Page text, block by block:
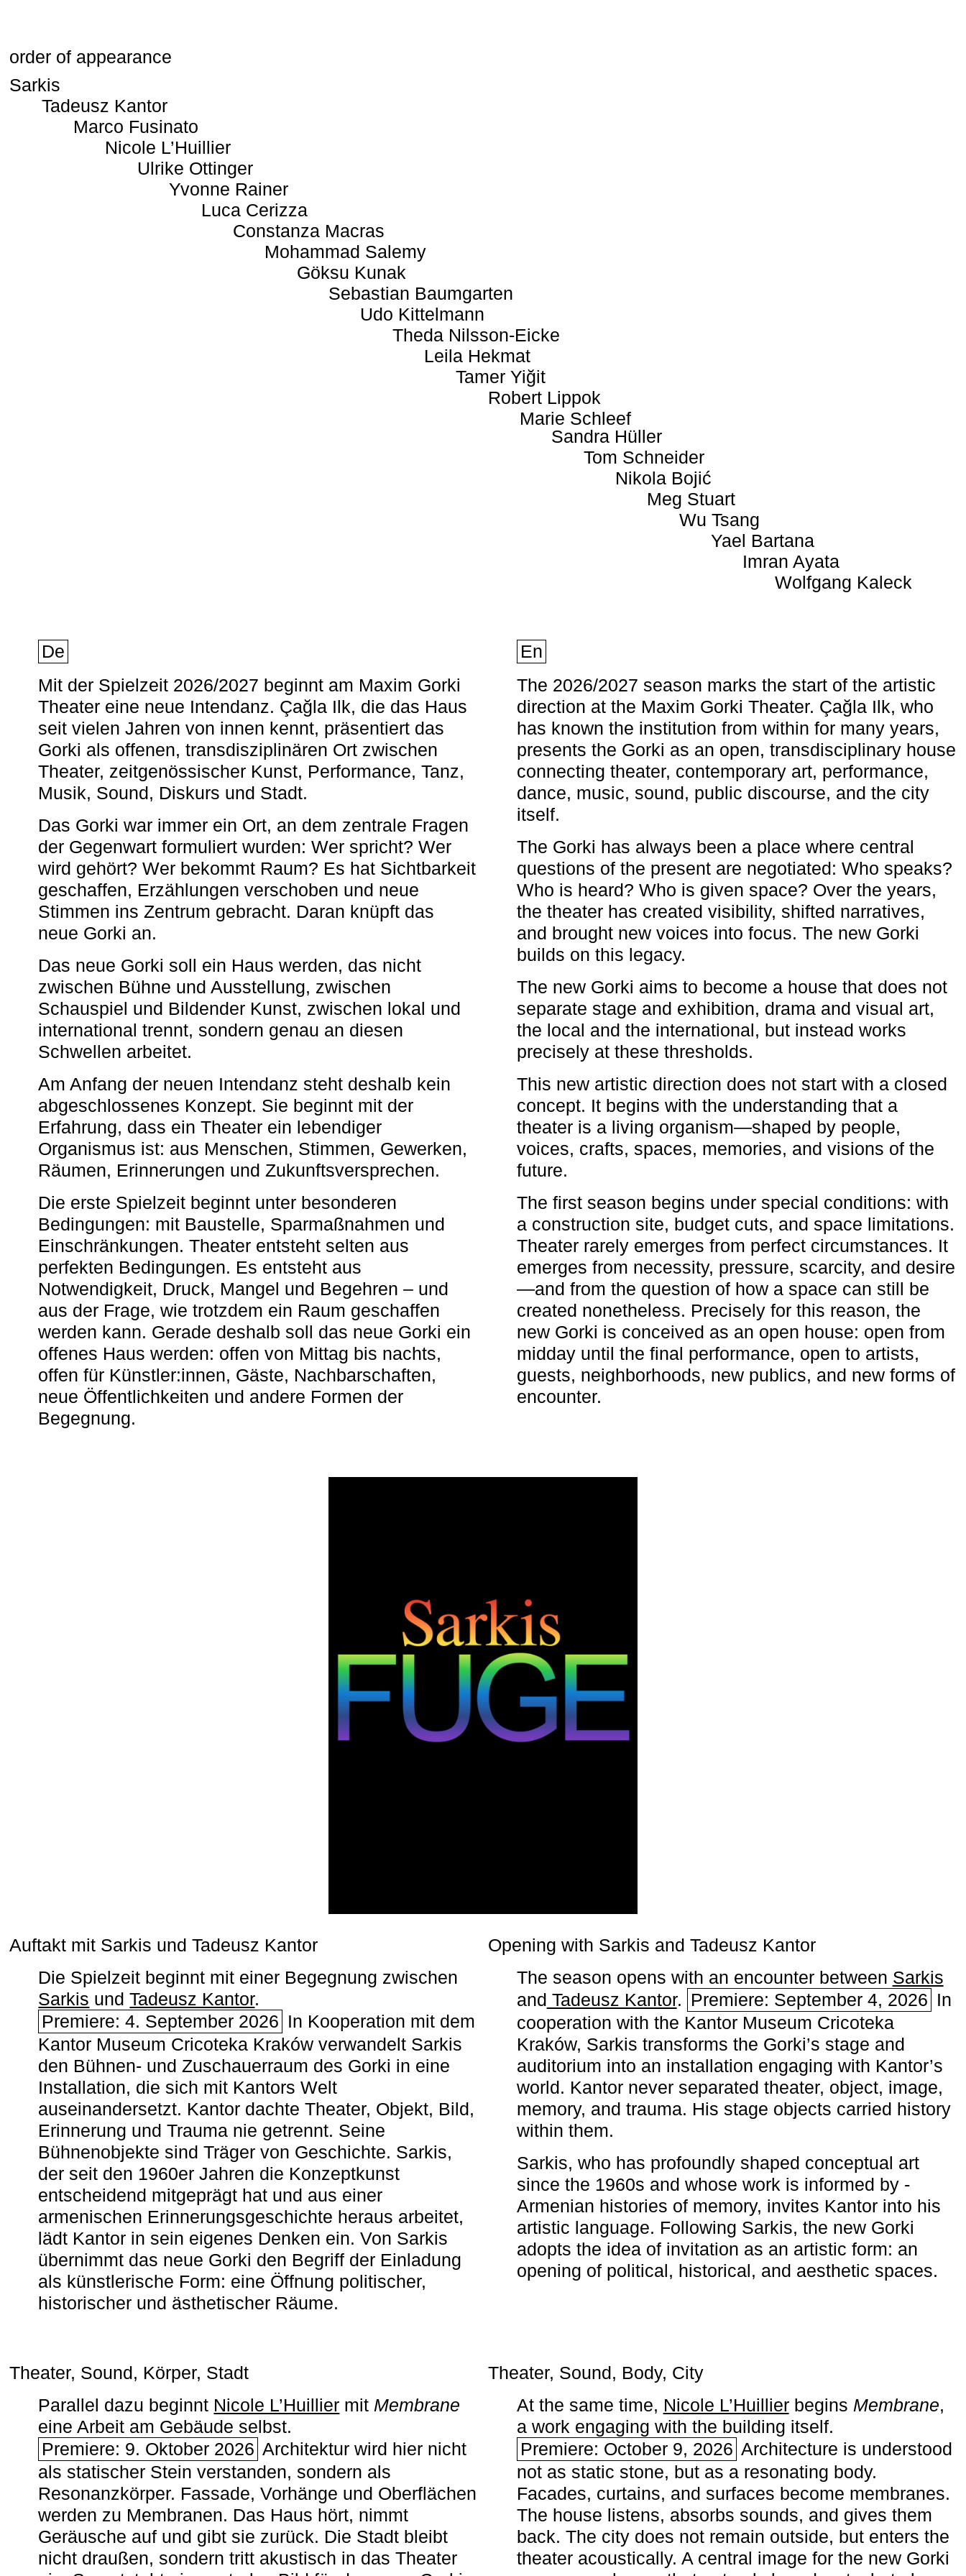
order of appearance
Sarkis
Tadeusz Kantor
Marco Fusinato
Nicole L’Huillier
Ulrike Ottinger
Yvonne Rainer
Luca Cerizza
Constanza Macras
Mohammad Salemy
Göksu Kunak
Sebastian Baumgarten
Udo Kittelmann
Theda Nilsson-Eicke
Leila Hekmat
Tamer Yiğit
Robert Lippok
Marie Schleef
Sandra Hüller
Tom Schneider
Nikola Bojić
Meg Stuart
Wu Tsang
Yael Bartana
Imran Ayata
Wolfgang Kaleck
De
Mit der Spielzeit 2026/2027 beginnt am Maxim Gorki
Theater eine neue Intendanz. Çağla Ilk, die das Haus
seit vielen Jahren von innen kennt, präsentiert das
Gorki als offenen, transdisziplinären Ort zwischen
Theater, zeitgenössischer Kunst, Performance, Tanz,
Musik, Sound, Diskurs und Stadt.
Das Gorki war immer ein Ort, an dem zentrale Fragen
der Gegenwart formuliert wurden: Wer spricht? Wer
wird gehört? Wer bekommt Raum? Es hat Sichtbarkeit
geschaffen, Erzählungen verschoben und neue
Stimmen ins Zentrum gebracht. Daran knüpft das
neue Gorki an.
Das neue Gorki soll ein Haus werden, das nicht
zwischen Bühne und Ausstellung, zwischen
Schauspiel und Bildender Kunst, zwischen lokal und
international trennt, sondern genau an diesen
Schwellen arbeitet.
Am Anfang der neuen Intendanz steht deshalb kein
abgeschlossenes Konzept. Sie beginnt mit der
Erfahrung, dass ein Theater ein lebendiger
Organismus ist: aus Menschen, Stimmen, Gewerken,
Räumen, Erinnerungen und Zukunftsversprechen.
Die erste Spielzeit beginnt unter besonderen
Bedingungen: mit Baustelle, Sparmaßnahmen und
Einschränkungen. Theater entsteht selten aus
perfekten Bedingungen. Es entsteht aus
Notwendigkeit, Druck, Mangel und Begehren – und
aus der Frage, wie trotzdem ein Raum geschaffen
werden kann. Gerade deshalb soll das neue Gorki ein
offenes Haus werden: offen von Mittag bis nachts,
offen für Künstler:innen, Gäste, Nachbarschaften,
neue Öffentlichkeiten und andere Formen der
Begegnung.
En
The 2026/2027 season marks the start of the artistic
direction at the Maxim Gorki Theater. Çağla Ilk, who
has known the institution from within for many years,
presents the Gorki as an open, transdisciplinary house
connecting theater, contemporary art, performance,
dance, music, sound, public discourse, and the city
itself.
The Gorki has always been a place where central
questions of the present are negotiated: Who speaks?
Who is heard? Who is given space? Over the years,
the theater has created visibility, shifted narratives,
and brought new voices into focus. The new Gorki
builds on this legacy.
The new Gorki aims to become a house that does not
separate stage and exhibition, drama and visual art,
the local and the international, but instead works
precisely at these thresholds.
This new artistic direction does not start with a closed
concept. It begins with the understanding that a
theater is a living organism—shaped by people,
voices, crafts, spaces, memories, and visions of the
future.
The first season begins under special conditions: with
a construction site, budget cuts, and space limitations.
Theater rarely emerges from perfect circumstances. It
emerges from necessity, pressure, scarcity, and desire
—and from the question of how a space can still be
created nonetheless. Precisely for this reason, the
new Gorki is conceived as an open house: open from
midday until the final performance, open to artists,
guests, neighborhoods, new publics, and new forms of
encounter.
Auftakt mit Sarkis und Tadeusz Kantor
Die Spielzeit beginnt mit einer Begegnung zwischen
Sarkis undTadeusz Kantor.
Premiere: 4. September 2026 In Kooperation mit dem
Kantor Museum Cricoteka Kraków verwandelt Sarkis
den Bühnen- und Zuschauerraum des Gorki in eine
Installation, die sich mit Kantors Welt
auseinandersetzt. Kantor dachte Theater, Objekt, Bild,
Erinnerung und Trauma nie getrennt. Seine
Bühnenobjekte sind Träger von Geschichte. Sarkis,
der seit den 1960er Jahren die Konzeptkunst
entscheidend mitgeprägt hat und aus einer
armenischen ­Erinnerungsgeschichte heraus arbeitet,
lädt Kantor in sein eigenes Denken ein. Von Sarkis
übernimmt das neue Gorki den Begriff der Einladung
als künstlerische Form: eine Öffnung politischer,
historischer und ästhetischer Räume.
Opening with Sarkis and Tadeusz Kantor
The season opens with an encounter between Sarkis
and Tadeusz Kantor. Premiere: September 4, 2026 In
cooperation with the ­Kantor Museum Cricoteka
Kraków, Sarkis transforms the Gorki’s stage and
auditorium into an installation engaging with Kantor’s
world. Kantor never separated theater, object, image,
memory, and trauma. His stage objects carried history
within them.
Sarkis, who has profoundly shaped conceptual art
since the 1960s and whose work is informed by ­
Armenian histories of memory, invites Kantor into his
artistic language. Following Sarkis, the new Gorki
adopts the idea of invitation as an artistic form: an
opening of political, historical, and aesthetic spaces.
Theater, Sound, Körper, Stadt
Parallel dazu beginnt Nicole L’Huillier mit ­ Membrane
eine Arbeit am Gebäude selbst.
Premiere: 9. Oktober 2026 Architektur wird hier nicht
als statischer Stein verstanden, sondern als
Resonanzkörper. Fassade, Vorhänge und Oberflächen
werden zu Membranen. Das Haus hört, nimmt
Geräusche auf und gibt sie zurück. Die Stadt bleibt
nicht draußen, sondern tritt akustisch in das Theater
Theater, Sound, Body, City
At the same time, Nicole L’Huillierbegins ­ Membrane,
a work engaging with the building itself.
Premiere: October 9, 2026 Architecture is understood
not as static stone, but as a resonating body.
Facades, curtains, and surfaces become membranes.
The house listens, absorbs sounds, and gives them
back. The city does not remain outside, but enters the
theater acoustically. A central image for the new Gorki